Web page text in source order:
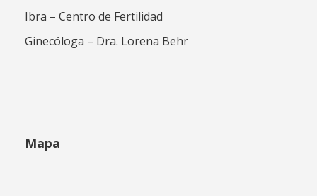
Ibra – Centro de Fertilidad
Ginecóloga – Dra. Lorena Behr
Mapa